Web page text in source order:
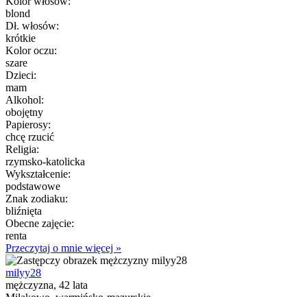
blond
Dł. włosów:
krótkie
Kolor oczu:
szare
Dzieci:
mam
Alkohol:
obojętny
Papierosy:
chcę rzucić
Religia:
rzymsko-katolicka
Wykształcenie:
podstawowe
Znak zodiaku:
bliźnięta
Obecne zajęcie:
renta
Przeczytaj o mnie więcej »
milyy28
mężczyzna, 42 lata